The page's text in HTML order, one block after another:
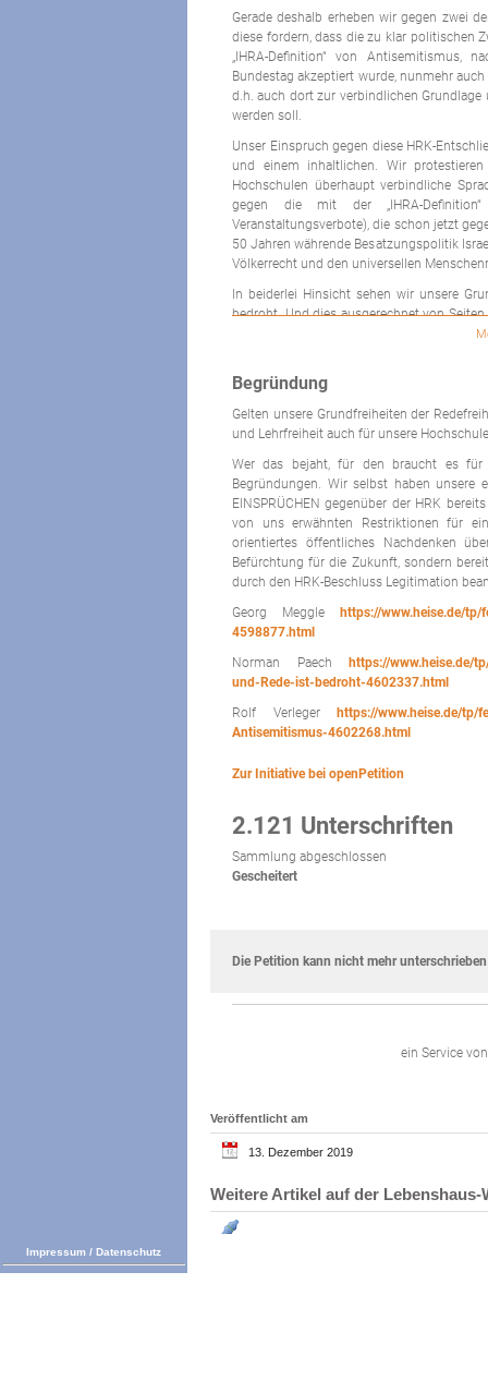
Veröffentlicht am
13. Dezember 2019
Weitere Artikel auf der
Impressum / Datenschutz